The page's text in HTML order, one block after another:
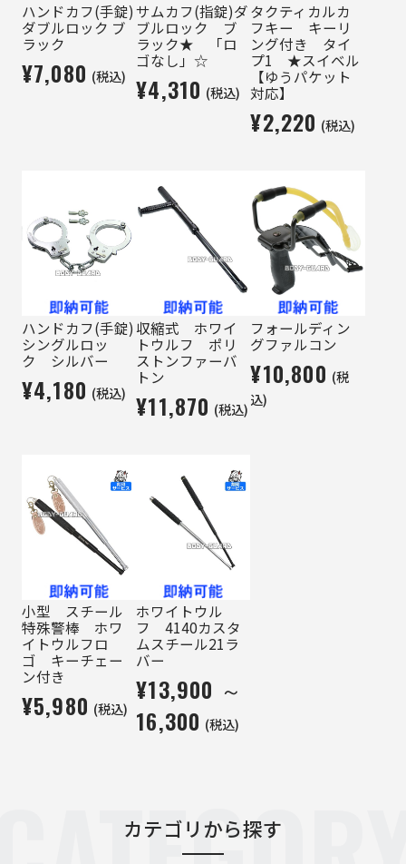
ハンドカフ(手錠)
ダブルロック ブ
ラック
¥7,080 (税込)
サムカフ(指錠)ダ
ブルロック ブ
ラック★ 「ロ
ゴなし」☆
¥4,310 (税込)
タクティカルカ
フキー キーリ
ング付き タイ
プ1 ★スイベル
【ゆうパケット
対応】
¥2,220 (税込)
ハンドカフ(手錠)
シングルロッ
ク シルバー
¥4,180 (税込)
収縮式 ホワイ
トウルフ ポリ
ストンファーバ
トン
¥11,870 (税込)
フォールディン
グファルコン
¥10,800 (税
込)
小型 スチール
特殊警棒 ホワ
イトウルフロ
ゴ キーチェー
ン付き
¥5,980 (税込)
ホワイトウル
フ 4140カスタ
ムスチール21ラ
バー
¥13,900 ～
16,300 (税込)
カテゴリから探す